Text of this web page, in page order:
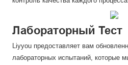
Лабораторный Тест
Liyyou предоставляет вам
лабораторных испытаний, которые